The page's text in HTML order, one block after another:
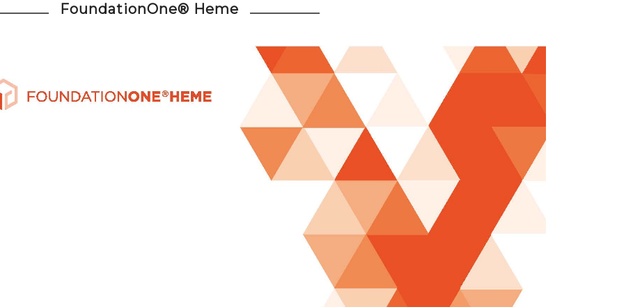
FoundationOne® Heme